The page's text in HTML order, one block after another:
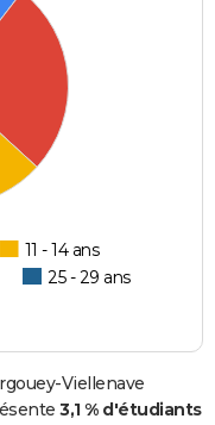
11 - 14 ans
25 - 29 ans
Viellenave
3,1 % d'étudiants